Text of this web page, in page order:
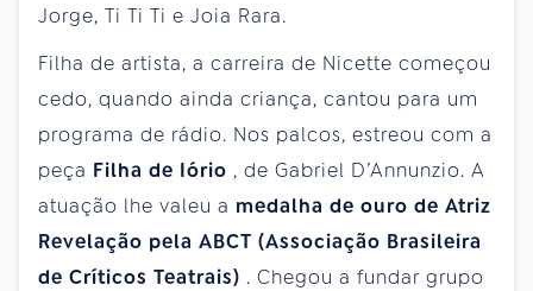
Jorge, Ti Ti Ti e Joia Rara.
Filha de artista, a carreira de Nicette começou
cedo, quando ainda criança, cantou para um
programa de rádio. Nos palcos, estreou com a
peça Filha de Iório , de Gabriel D’Annunzio. A
atuação lhe valeu a medalha de ouro de Atriz
Revelação pela ABCT (Associação Brasileira
de Críticos Teatrais) . Chegou a fundar grupo